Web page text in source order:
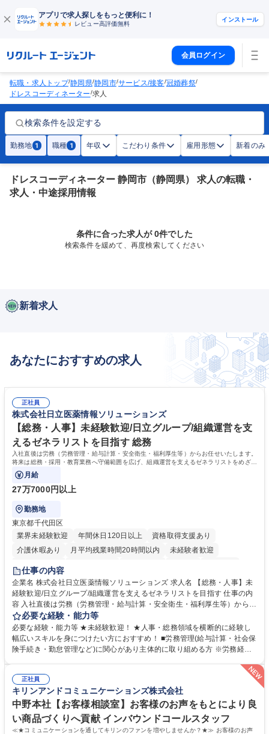
アプリで求人探しをもっと便利に！
レビュー高評価無料
インストール
会員ログイン
転職・求人トップ/静岡県/静岡市/サービス/接客/冠婚葬祭/
ドレスコーディネーター/求人
検索条件を設定する
勤務地 1 職種 1 年収 こだわり条件 雇用形態 新着のみ
ドレスコーディネーター 静岡市（静岡県） 求人の転職・
求人・中途採用情報
条件に合った求人が 0件でした
検索条件を緩めて、再度検索してください
新着求人
あなたにおすすめの求人
正社員
株式会社日立医薬情報ソリューションズ
【総務・人事】未経験歓迎/日立グループ/組織運営を支
えるゼネラリストを目指す 総務
入社直後は労務（労務管理・給与計算・安全衛生・福利厚生等）からお任せいたします。
将来は総務・採用・教育業務へ守備範囲を広げ、組織運営を支えるゼネラリストをめざせ
ます。
月給
27万7000円以上
勤務地
東京都千代田区
業界未経験歓迎
年間休日120日以上
資格取得支援あり
介護休暇あり
月平均残業時間20時間以内
未経験者歓迎
住宅手当あり
育休あり
完全週休2日制 交通費支給 土日祝休み 寮・社宅あり
仕事の内容
企業名 株式会社日立医薬情報ソリューションズ 求人名 【総務・人事】未
経験歓迎/日立グループ/組織運営を支えるゼネラリストを目指す 仕事の内
容 入社直後は労務（労務管理・給与計算・安全衛生・福利厚生等）からお
任せいたします。将来は総務・採用・教育業務へ守備範囲を広げ、組織運
営を支えるゼネラリストをめざせます。 ・初期業務：労働時間管理、給与
計算、社会保険対応、福利厚生管理、安全衛生、健康経営推進等をお任せ
します。ご経験に応じて、休職者管理など、幅広く経験を積んでいただき
★メンバーがマンツーマンで丁寧に教えるため、ご経験が浅くても安心！
幅広く経験を積みたい意欲がある方に最適な環境です。 募集職種 【総
務・人事】未経験歓迎/日立グループ/組織運営を支えるゼネラリストを目
指す
必要な経験・能力等
必要な経験・能力等 ★未経験歓迎！ ★人事・総務領域を横断的に経験し
幅広いスキルを身につけたい方におすすめ！ ■労務管理(給与計算・社会保
険手続き・勤怠管理など)に関心があり主体的に取り組める方 ※労務経験
マネジメント職として活躍したい 【尚可】■人事、労務、採用、教育業務
のご経験 ■労務管理（給与計算・社会保険手続き・勤怠管理など）の経験
■衛生管理者の資格をお持ちの方 学歴・資格 学歴：大学院 大学 高専 短大
専修学校 高校 語学力： 資格：
正社員
キリンアンドコミュニケーションズ株式会社
中野本社【お客様相談室】お客様のお声をもとにより良
い商品づくりへ貢献 インバウンドコールスタッフ
≪★コミュニケーションを通してキリンのファンを増やしませんか？★≫ お客様のお声